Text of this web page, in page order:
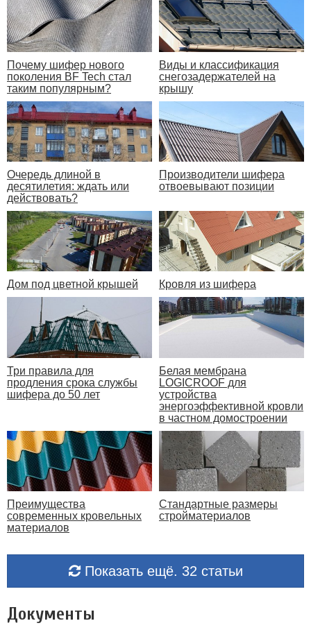
Почему шифер нового
поколения BF Tech стал
таким популярным?
Виды и классификация
снегозадержателей на
крышу
Очередь длиной в
десятилетия: ждать или
действовать?
Производители шифера
отвоевывают позиции
Дом под цветной крышей Кровля из шифера
Три правила для
продления срока службы
шифера до 50 лет
Белая мембрана
LOGICROOF для
устройства
энергоэффективной кровли
в частном домостроении
Преимущества
современных кровельных
материалов
Стандартные размеры
стройматериалов
Показать ещё. 32 статьи
Документы